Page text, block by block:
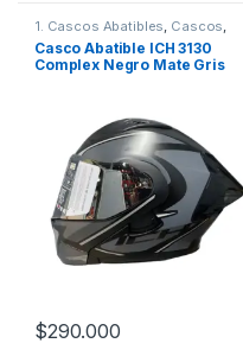
1. Cascos Abatibles, Cascos,
ICH
Casco Abatible ICH 3130
Complex Negro Mate Gris
$290.000
Este producto tiene